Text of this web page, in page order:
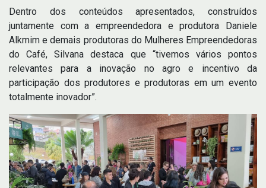
Dentro dos conteúdos apresentados, construídos
juntamente com a empreendedora e produtora Daniele
Alkmim e demais produtoras do Mulheres Empreendedoras
do Café, Silvana destaca que “tivemos vários pontos
relevantes para a inovação no agro e incentivo da
participação dos produtores e produtoras em um evento
totalmente inovador”.